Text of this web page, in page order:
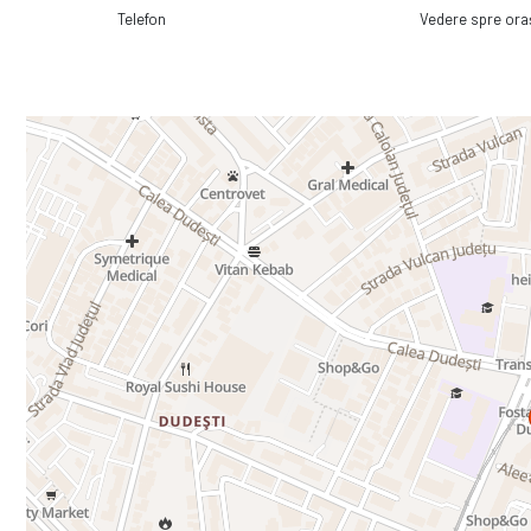
Telefon Vedere spre